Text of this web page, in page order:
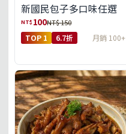
新國民包子多口味任選
NT$ 100NT$ 150
TOP 1 6.7折 月銷 100+